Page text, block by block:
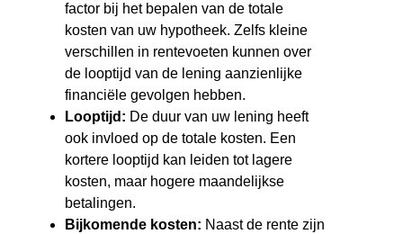
factor bij het bepalen van de totale
kosten van uw hypotheek. Zelfs kleine
verschillen in rentevoeten kunnen over
de looptijd van de lening aanzienlijke
financiële gevolgen hebben.
Looptijd: De duur van uw lening heeft
ook invloed op de totale kosten. Een
kortere looptijd kan leiden tot lagere
kosten, maar hogere maandelijkse
betalingen.
Bijkomende kosten: Naast de rente zijn